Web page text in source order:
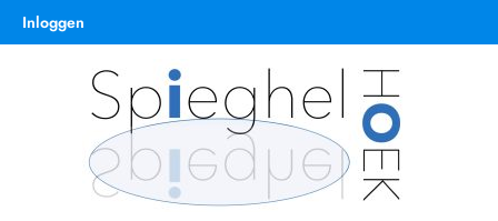
Inloggen